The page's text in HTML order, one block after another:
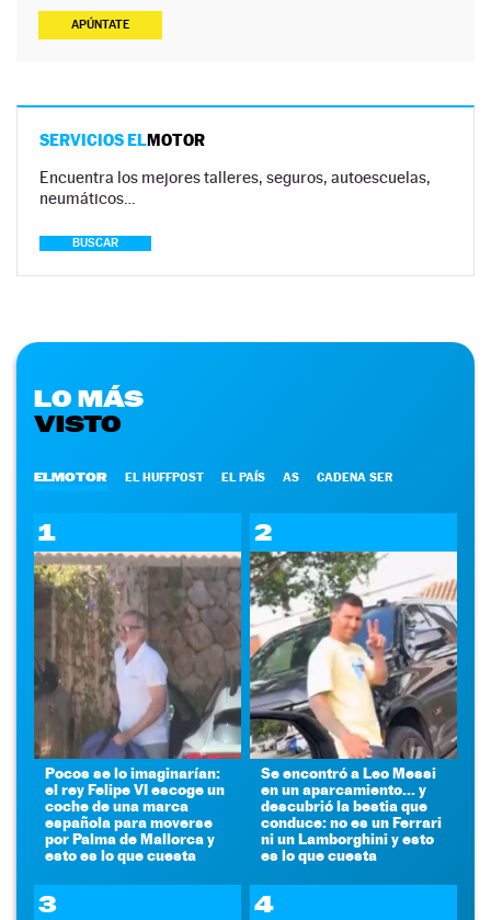
APÚNTATE
SERVICIOS ELMOTOR
Encuentra los mejores talleres, seguros, autoescuelas,
neumáticos…
BUSCAR
LO MÁS
VISTO
ELMOTOR EL HUFFPOST EL PAÍS AS CADENA SER
1
Pocos se lo imaginarían:
el rey Felipe VI escoge un
coche de una marca
española para moverse
por Palma de Mallorca y
esto es lo que cuesta
2
Se encontró a Leo Messi
en un aparcamiento... y
descubrió la bestia que
conduce: no es un Ferrari
ni un Lamborghini y esto
es lo que cuesta
3 4